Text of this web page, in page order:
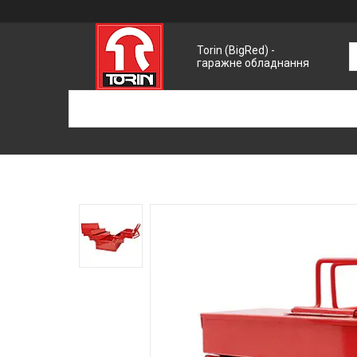
Torin (BigRed) -
гаражне обладнання